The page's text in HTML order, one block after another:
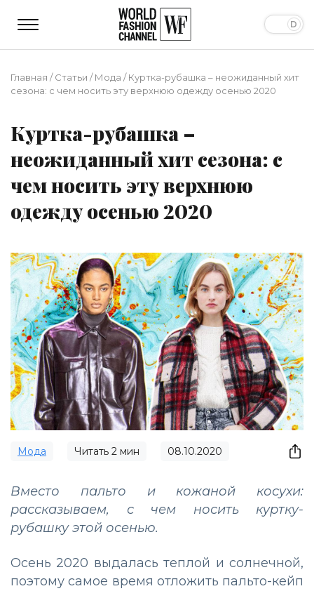
Главная /Статьи /Мода /Куртка-рубашка – неожиданный хит
сезона: с чем носить эту верхнюю одежду осенью 2020
Куртка-рубашка –
неожиданный хит сезона: с
чем носить эту верхнюю
одежду осенью 2020
Мода Читать 2 мин 08.10.2020
Вместо пальто и кожаной косухи:
рассказываем, с чем носить куртку-
рубашку этой осенью.
Осень 2020 выдалась теплой и солнечной,
поэтому самое время отложить пальто-кейп